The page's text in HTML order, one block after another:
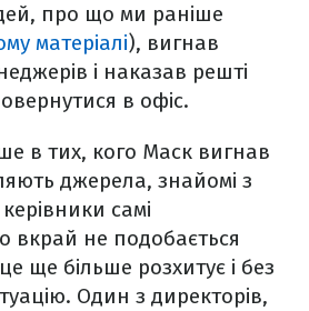
про що ми раніше
матеріалі), вигнав
і наказав решті
в офіс.
в тих, кого Маск вигнав
джерела, знайомі з
самі
вкрай не подобається
ще більше розхитує і без
Один з директорів,